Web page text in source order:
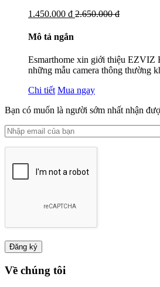
1.450.000 đ 2.650.000 đ
Mô tả ngắn
Esmarthome xin giới thiệu EZVIZ
những mẫu camera thông thường
Chi tiết Mua ngay
Bạn có muốn là người sớm nhất nhận
Về chúng tôi